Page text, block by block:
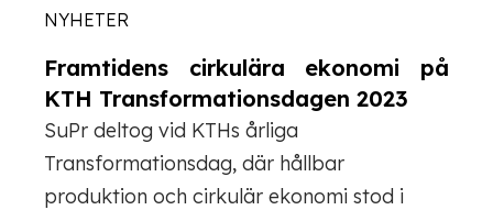
NYHETER
Framtidens cirkulära ekonomi på
KTH Transformationsdagen 2023
SuPr deltog vid KTHs årliga
Transformationsdag, där hållbar
produktion och cirkulär ekonomi stod i